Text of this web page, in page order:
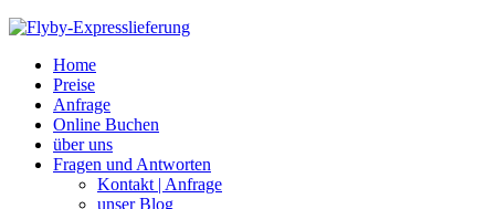
Home
Preise
Anfrage
Online Buchen
über uns
Fragen und Antworten
Kontakt | Anfrage
unser Blog